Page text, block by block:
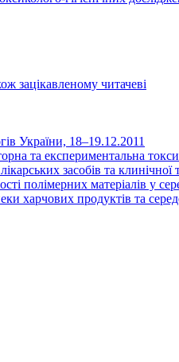
зацікавленому читачеві
України, 18–19.12.2011
та експериментальна
засобів та клинічної
полімерних матеріалів у
харчових продуктів та